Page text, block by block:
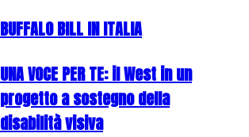
BUFFALO BILL IN ITALIA
UNA VOCE PER TE: il West in un
progetto a sostegno della
disabilità visiva